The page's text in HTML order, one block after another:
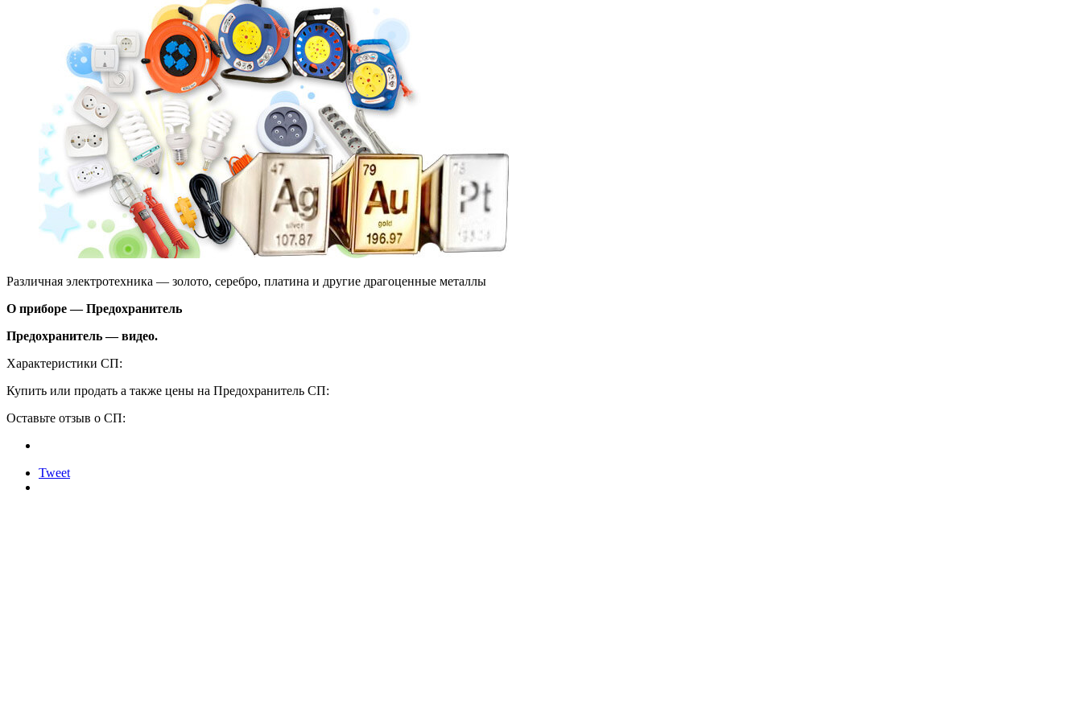
Различная электротехника — золото, серебро, платина и другие драгоценные металлы
О приборе — Предохранитель
Предохранитель — видео.
Характеристики СП:
Купить или продать а также цены на Предохранитель СП:
Оставьте отзыв о СП:
Tweet